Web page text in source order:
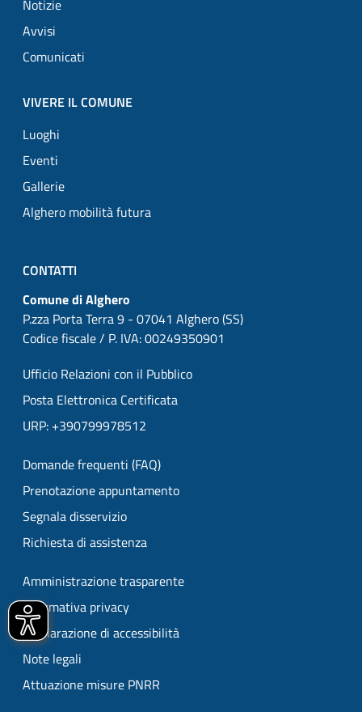
Notizie
Avvisi
Comunicati
VIVERE IL COMUNE
Luoghi
Eventi
Gallerie
Alghero mobilità futura
CONTATTI
Comune di Alghero
P.zza Porta Terra 9 - 07041 Alghero (SS)
Codice fiscale / P. IVA: 00249350901
Ufficio Relazioni con il Pubblico
Posta Elettronica Certificata
URP: +390799978512
Domande frequenti (FAQ)
Prenotazione appuntamento
Segnala disservizio
Richiesta di assistenza
Amministrazione trasparente
Informativa privacy
Dichiarazione di accessibilità
Note legali
Attuazione misure PNRR